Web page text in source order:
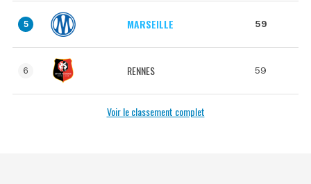
5 MARSEILLE 59
6 RENNES 59
Voir le classement complet